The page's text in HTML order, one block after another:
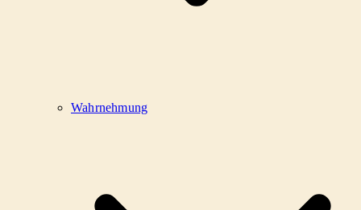
Wahrnehmung